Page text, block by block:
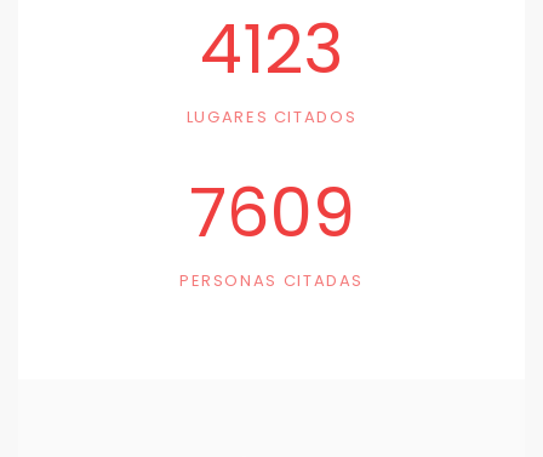
4123
LUGARES CITADOS
7609
PERSONAS CITADAS